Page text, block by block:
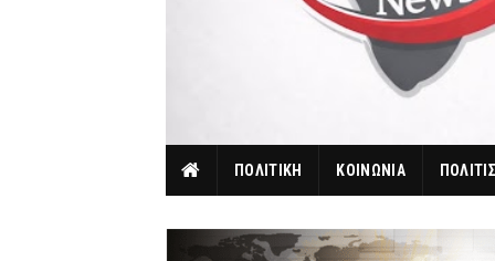
ΠΟΛΙΤΙΚΗ ΚΟΙΝΩΝΙΑ